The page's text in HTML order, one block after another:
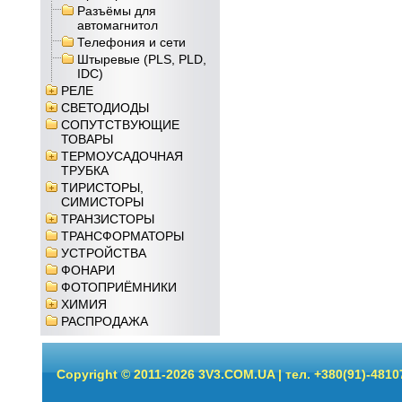
Разъёмы для
автомагнитол
Телефония и сети
Штыревые (PLS, PLD,
IDC)
РЕЛЕ
СВЕТОДИОДЫ
СОПУТСТВУЮЩИЕ
ТОВАРЫ
ТЕРМОУСАДОЧНАЯ
ТРУБКА
ТИРИСТОРЫ,
СИМИСТОРЫ
ТРАНЗИСТОРЫ
ТРАНСФОРМАТОРЫ
УСТРОЙСТВА
ФОНАРИ
ФОТОПРИЁМНИКИ
ХИМИЯ
РАСПРОДАЖА
Copyright © 2011-2026 3V3.COM.UA | тел. +380(91)-